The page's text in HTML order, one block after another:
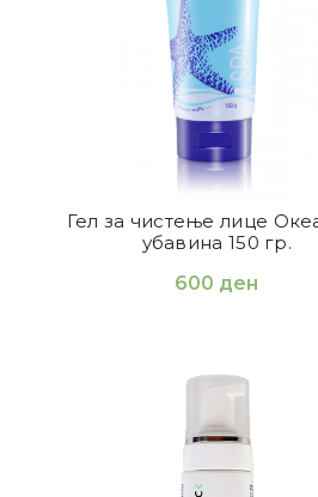
Гел за чистење лице
убавина 150 гр.
600 ден